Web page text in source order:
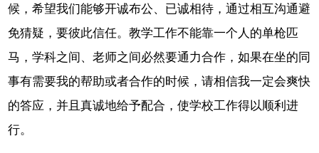
候，希望我们能够开诚布公、已诚相待，通过相互沟通避
免猜疑，要彼此信任。教学工作不能靠一个人的单枪匹
马，学科之间、老师之间必然要通力合作，如果在坐的同
事有需要我的帮助或者合作的时候，请相信我一定会爽快
的答应，并且真诚地给予配合，使学校工作得以顺利进
行。